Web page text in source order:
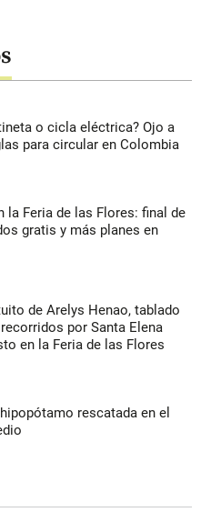
o cicla eléctrica? Ojo a
para circular en Colombia
la Feria de las Flores: final de
gratis y más planes en
de Arelys Henao, tablado
por Santa Elena
en la Feria de las Flores
rescatada en el